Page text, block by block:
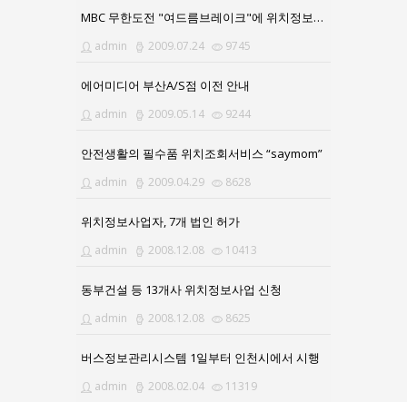
MBC 무한도전 "여드름브레이크"에 위치정보서비스 제공
admin 2009.07.24 9745
에어미디어 부산A/S점 이전 안내
admin 2009.05.14 9244
안전생활의 필수품 위치조회서비스 “saymom”
admin 2009.04.29 8628
위치정보사업자, 7개 법인 허가
admin 2008.12.08 10413
동부건설 등 13개사 위치정보사업 신청
admin 2008.12.08 8625
버스정보관리시스템 1일부터 인천시에서 시행
admin 2008.02.04 11319